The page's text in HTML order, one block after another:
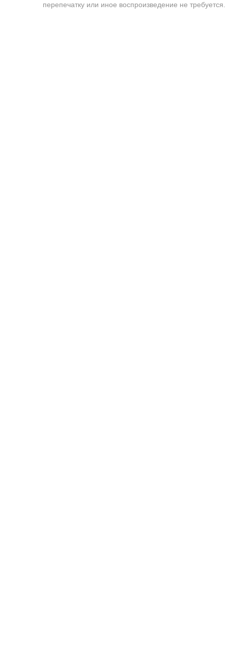
перепечатку или иное воспроизведение не требуется.